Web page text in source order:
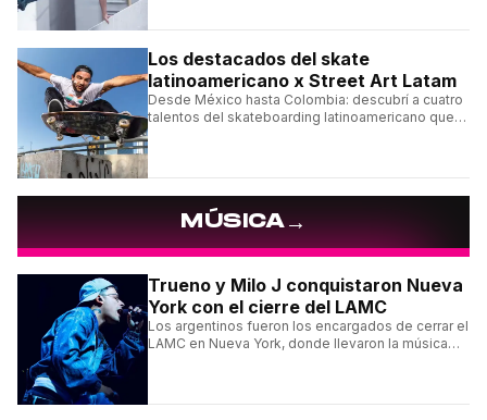
Los destacados del skate
latinoamericano x Street Art Latam
Desde México hasta Colombia: descubrí a cuatro
talentos del skateboarding latinoamericano que
MÚSICA→
Trueno y Milo J conquistaron Nueva
York con el cierre del LAMC
Los argentinos fueron los encargados de cerrar el
LAMC en Nueva York, donde llevaron la música